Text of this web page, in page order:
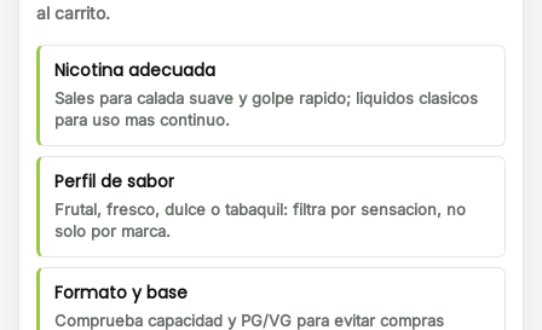
al carrito.
Nicotina adecuada
Sales para calada suave y golpe rapido; liquidos clasicos
para uso mas continuo.
Perfil de sabor
Frutal, fresco, dulce o tabaquil: filtra por sensacion, no
solo por marca.
Formato y base
Comprueba capacidad y PG/VG para evitar compras